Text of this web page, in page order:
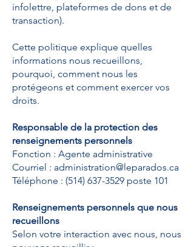
infolettre, plateformes de dons et de
transaction).
Cette politique explique quelles
informations nous recueillons,
pourquoi, comment nous les
protégeons et comment exercer vos
droits.
Responsable de la protection des
renseignements personnels
Fonction : Agente administrative
Courriel : administration@leparados.ca
Téléphone : (514) 637-3529 poste 101
Renseignements personnels que nous
recueillons
Selon votre interaction avec nous, nous